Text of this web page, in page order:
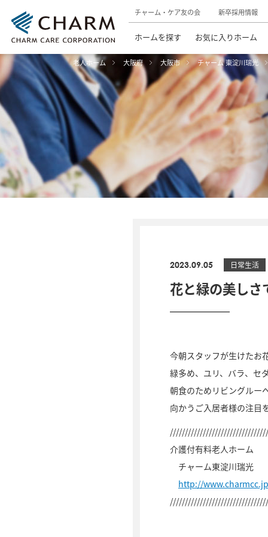
チャーム・ケア友の会 新卒採用情報
ホームを探す お気に入りホーム
老人ホーム 大阪府 大阪市 チャーム 東淀川瑞光
2023.09.05 日常生活
花と緑の美しさ
今朝スタッフが生けたお
緑多め、ユリ、バラ、セ
朝食のためリビングルー
向かうご入居者様の注目
介護付有料老人ホーム
チャーム東淀川瑞光
http://